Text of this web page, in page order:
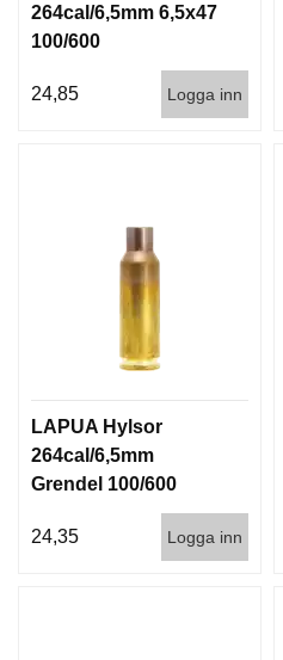
264cal/6,5mm 6,5x47
100/600
24,85 Logga inn
LAPUA Hylsor
264cal/6,5mm
Grendel 100/600
24,35 Logga inn